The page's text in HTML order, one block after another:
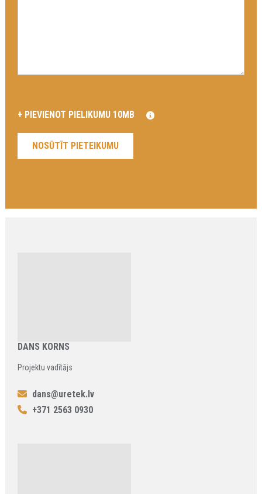
DANS KORNS
Projektu vadītājs
dans@uretek.lv
+371 2563 0930